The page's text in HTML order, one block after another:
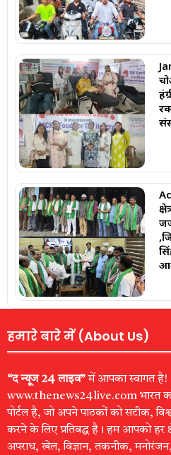
हमारे बारे में (About Us)
“द न्यूज 24 लाइव”में आपका स्वागत है!
www.thenews24live.com भारत का
पोर्टल है, जो अपने पाठकों को सटीक,
करने के लिए प्रतिबद्ध है। हम आपको हर
अपराध, खेल, विज्ञान, तकनीक, मनोरंजन,